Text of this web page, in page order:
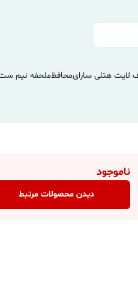
لایت هتلی سارایمحافظملحفه نیم
ناموجود
دیدن محصولات مرتبط